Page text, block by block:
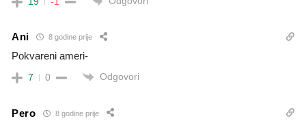
Ani 8 godine prije
Pokvareni ameri-
7 0 Odgovori
Pero 8 godine prije